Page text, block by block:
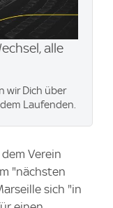
alle
wir Dich über
Laufenden.
Verein
"nächsten
sich "in